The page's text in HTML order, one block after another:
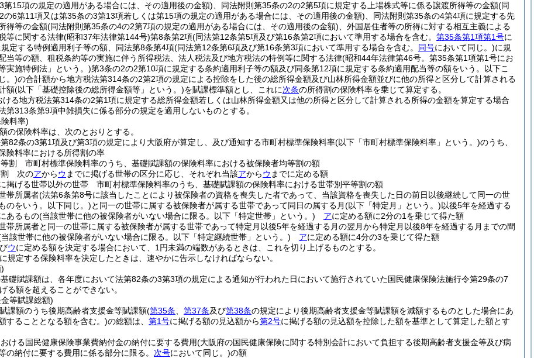
第15項の規定の適用がある場合には、その適用後の金額) 、同法附則第35条の2の2第5項に規定する上場株式等に係る譲渡所得等の金額(同
の6第11項又は第35条の3第13項若しくは第15項の規定の適用がある場合には、その適用後の金額) 、同法附則第35条の4第4項に規定する先
得等の金額(同法附則第35条の4の2第7項の規定の適用がある場合には、その適用後の金額) 、外国居住者等の所得に対する相互主義による
等に関する法律(昭和37年法律第144号)第8条第2項(同法第12条第5項及び第16条第2項において準用する場合を含む。 第35条第1項第1号に
規定する特例適用利子等の額、同法第8条第4項(同法第12条第6項及び第16条第3項において準用する場合を含む。 同号において同じ。)に規
当等の額、租税条約等の実施に伴う所得税法、法人税法及び地方税法の特例等に関する法律(昭和44年法律第46号。第35条第1項第1号にお
実施特例法」という。)第3条の2の2第10項に規定する条約適用利子等の額及び同条第12項に規定する条約適用配当等の額をいう。以下こ
。)の合計額から地方税法第314条の2第2項の規定による控除をした後の総所得金額及び山林所得金額並びに他の所得と区分して計算される
額(以下「基礎控除後の総所得金額等」という。)を賦課標準額とし、これに次条の所得割の保険料率を乗じて算定する。
ける地方税法第314条の2第1項に規定する総所得金額若しくは山林所得金額又は他の所得と区分して計算される所得の金額を算定する場合
第313条第9項中雑損失に係る部分の規定を適用しないものとする。
料率)
の保険料率は、次のとおりとする。
82条の3第1項及び第3項の規定により大阪府が算定し、及び通知する市町村標準保険料率(以下「市町村標準保険料率」という。)のうち、
険料率における所得割の率
割 市町村標準保険料率のうち、基礎賦課額の保険料率における被保険者均等割の額
割 次のアからウ までに掲げる世帯の区分に応じ、それぞれ当該アからウ までに定める額
掲げる世帯以外の世帯 市町村標準保険料率のうち、基礎賦課額の保険料率における世帯別平等割の額
帯所属者(法第6条第8号に該当したことにより被保険者の資格を喪失した者であって、当該資格を喪失した日の前日以後継続して同一の世
のをいう。以下同じ。)と同一の世帯に属する被保険者が属する世帯であって同日の属する月(以下「特定月」という。)以後5年を経過する
あるもの(当該世帯に他の被保険者がいない場合に限る。以下「特定世帯」という。) アに定める額に2分の1を乗じて得た額
帯所属者と同一の世帯に属する被保険者が属する世帯であって特定月以後5年を経過する月の翌月から特定月以後8年を経過する月までの間
該世帯に他の被保険者がいない場合に限る。以下「特定継続世帯」という。) アに定める額に4分の3を乗じて得た額
ウに定める額を決定する場合において、1円未満の端数があるときは、これを切り上げるものとする。
に規定する保険料率を決定したときは、速やかに告示しなければならない。
礎賦課額は、各年度において法第82条の3第3項の規定による通知が行われた日において施行されていた国民健康保険法施行令第29条の7
る額を超えることができない。
等賦課総額)
課額のうち後期高齢者支援金等賦課額(第35条 第37条及び第38条の規定により後期高齢者支援金等賦課額を減額するものとした場合にあ
することとなる額を含む。)の総額は、 第1号に掲げる額の見込額から第2号に掲げる額の見込額を控除した額を基準として算定した額とす
ける国民健康保険事業費納付金の納付に要する費用(大阪府の国民健康保険に関する特別会計において負担する後期高齢者支援金等及び病
の納付に要する費用に係る部分に限る。 次号において同じ。)の額